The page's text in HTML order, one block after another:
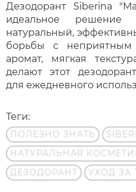
Дезодорант Siberina
идеальное
натуральный,
борьбы с неприятным
аромат, мягкая
делают этот
для ежедневного
Теги:
ПОЛЕЗНО ЗНАТЬ
НАТУРАЛЬНАЯ
ДЕЗОДОРАНТ
УХОД ЗА